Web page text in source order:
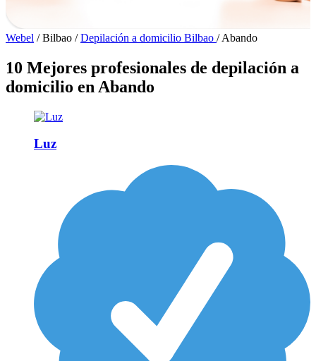
Webel / Bilbao / Depilación a domicilio Bilbao / Abando
10 Mejores profesionales de depilación a
domicilio en Abando
Luz